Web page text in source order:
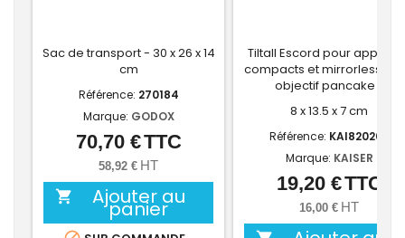
Sac de transport - 30 x 26 x 14
cm
Référence: 270184
Marque: GODOX
Prix
70,70 €TTC
58,92 € HT
 Ajouter au
panier
Tiltall Escord pour
compacts et mirrorless
objectif pancake -
8 x 13.5 x 7 cm
Référence: KAI820205
Marque: KAISER
Prix
19,20 €TTC
16,00 € HT